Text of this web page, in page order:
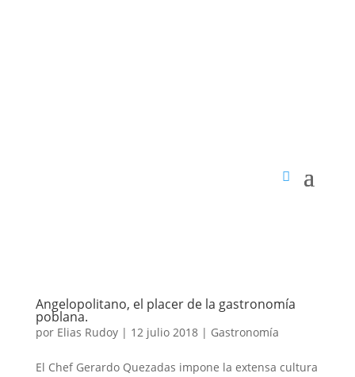
Angelopolitano, el placer de la gastronomía
poblana.
por Elias Rudoy| 12 julio 2018| Gastronomía
El Chef Gerardo Quezadas impone la extensa cultura